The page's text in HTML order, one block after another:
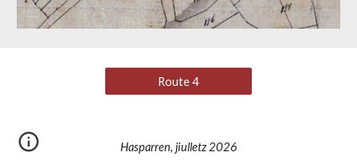
Route 4
Hasparren, jiulletz 2026